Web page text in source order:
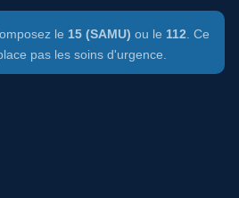
le 15 (SAMU) ou le 112. Ce
pas les soins d'urgence.